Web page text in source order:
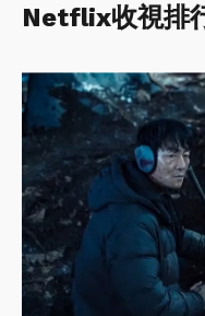
Netflix收視排